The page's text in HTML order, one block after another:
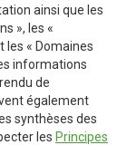
ainsi que les
», les «
les « Domaines
informations
de
également
synthèses des
les Principes